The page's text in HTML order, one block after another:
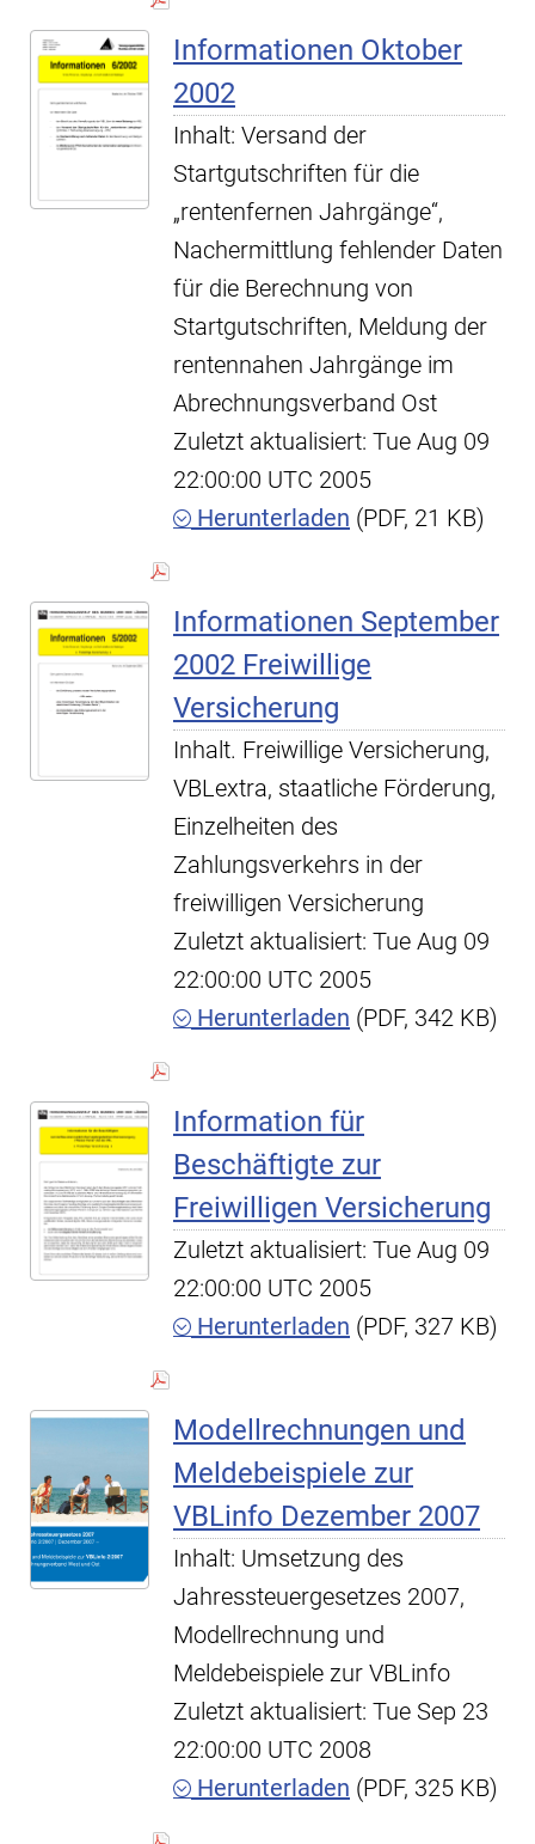
Informationen Oktober
2002
Inhalt: Versand der
Startgutschriften für die
„rentenfernen Jahrgänge“,
Nachermittlung fehlender Daten
für die Berechnung von
Startgutschriften, Meldung der
rentennahen Jahrgänge im
Abrechnungsverband Ost
Zuletzt aktualisiert: Tue Aug 09
22:00:00 UTC 2005
Herunterladen (PDF, 21 KB)
Informationen September
2002 Freiwillige
Versicherung
Inhalt. Freiwillige Versicherung,
VBLextra, staatliche Förderung,
Einzelheiten des
Zahlungsverkehrs in der
freiwilligen Versicherung
Zuletzt aktualisiert: Tue Aug 09
22:00:00 UTC 2005
Herunterladen (PDF, 342 KB)
Information für
Beschäftigte zur
Freiwilligen Versicherung
Zuletzt aktualisiert: Tue Aug 09
22:00:00 UTC 2005
Herunterladen (PDF, 327 KB)
Modellrechnungen und
Meldebeispiele zur
VBLinfo Dezember 2007
Inhalt: Umsetzung des
Jahressteuergesetzes 2007,
Modellrechnung und
Meldebeispiele zur VBLinfo
Zuletzt aktualisiert: Tue Sep 23
22:00:00 UTC 2008
Herunterladen (PDF, 325 KB)